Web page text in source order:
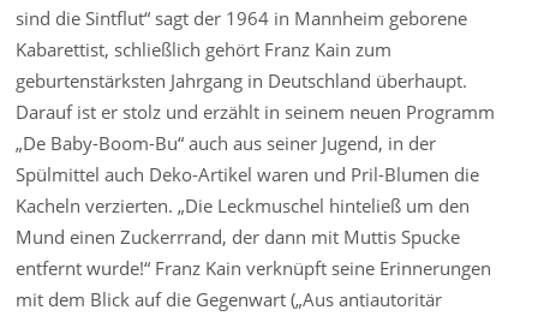
sind die Sintflut“ sagt der 1964 in Mannheim geborene
Kabarettist, schließlich gehört Franz Kain zum
geburtenstärksten Jahrgang in Deutschland überhaupt.
Darauf ist er stolz und erzählt in seinem neuen Programm
„De Baby-Boom-Bu“ auch aus seiner Jugend, in der
Spülmittel auch Deko-Artikel waren und Pril-Blumen die
Kacheln verzierten. „Die Leckmuschel hinteließ um den
Mund einen Zuckerrrand, der dann mit Muttis Spucke
entfernt wurde!“ Franz Kain verknüpft seine Erinnerungen
mit dem Blick auf die Gegenwart („Aus antiautoritär